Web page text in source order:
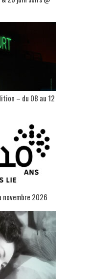
– du 08 au 12
novembre 2026